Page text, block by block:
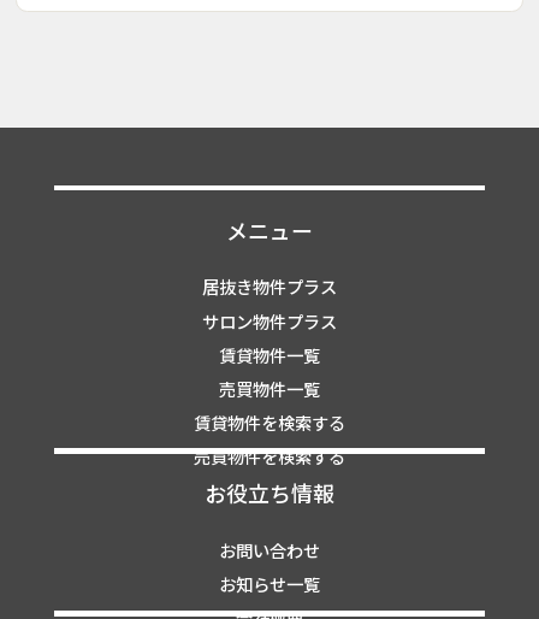
出店する
メニュー
居抜き物件プラス
サロン物件プラス
賃貸物件一覧
売買物件一覧
賃貸物件を検索する
売買物件を検索する
お役立ち情報
お問い合わせ
お知らせ一覧